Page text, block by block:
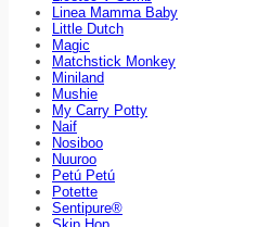
Linea Mamma Baby
Little Dutch
Magic
Matchstick Monkey
Miniland
Mushie
My Carry Potty
Naif
Nosiboo
Nuuroo
Petú Petú
Potette
Sentipure®